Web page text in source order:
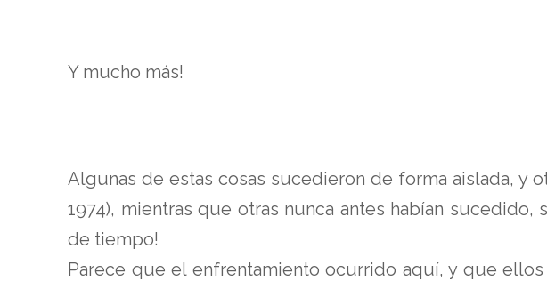
Y mucho más!
Algunas de estas cosas sucedieron de forma aislada, y
1974), mientras que otras nunca antes habían
de tiempo!
Parece que el enfrentamiento ocurrido aquí, y que